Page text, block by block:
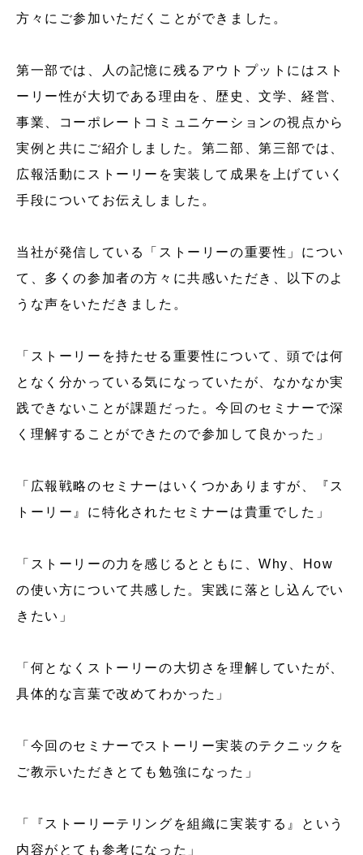
方々にご参加いただくことができました。
第一部では、人の記憶に残るアウトプットにはスト
ーリー性が大切である理由を、歴史、文学、経営、
事業、コーポレートコミュニケーションの視点から
実例と共にご紹介しました。第二部、第三部では、
広報活動にストーリーを実装して成果を上げていく
手段についてお伝えしました。
当社が発信している「ストーリーの重要性」につい
て、多くの参加者の方々に共感いただき、以下のよ
うな声をいただきました。
「ストーリーを持たせる重要性について、頭では何
となく分かっている気になっていたが、なかなか実
践できないことが課題だった。今回のセミナーで深
く理解することができたので参加して良かった」
「広報戦略のセミナーはいくつかありますが、『ス
トーリー』に特化されたセミナーは貴重でした」
「ストーリーの力を感じるとともに、Why、How
の使い方について共感した。実践に落とし込んでい
きたい」
「何となくストーリーの大切さを理解していたが、
具体的な言葉で改めてわかった」
「今回のセミナーでストーリー実装のテクニックを
ご教示いただきとても勉強になった」
「『ストーリーテリングを組織に実装する』という
内容がとても参考になった」